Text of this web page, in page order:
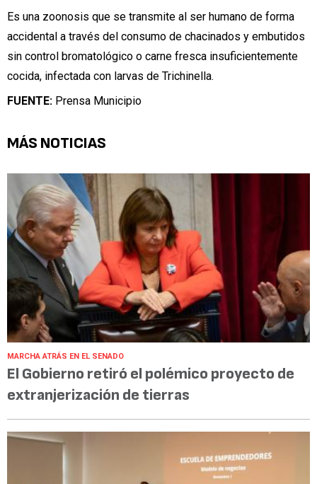
Es una zoonosis que se transmite al ser humano de forma
accidental a través del consumo de chacinados y embutidos
sin control bromatológico o carne fresca insuficientemente
cocida, infectada con larvas de Trichinella.
FUENTE: Prensa Municipio
MÁS NOTICIAS
MARCHA ATRÁS EN EL SENADO
El Gobierno retiró el polémico proyecto de
extranjerización de tierras